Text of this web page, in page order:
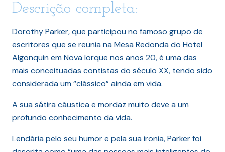
Descrição completa:
Dorothy Parker, que participou no famoso grupo de
escritores que se reunia na Mesa Redonda do Hotel
Algonquin em Nova Iorque nos anos 20, é uma das
mais conceituadas contistas do século XX, tendo sido
considerada um “clássico” ainda em vida.
A sua sátira cáustica e mordaz muito deve a um
profundo conhecimento da vida.
Lendária pelo seu humor e pela sua ironia, Parker foi